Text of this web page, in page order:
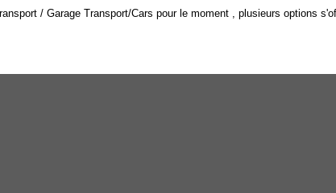
/ Garage Transport/Cars pour le moment , plusieurs options